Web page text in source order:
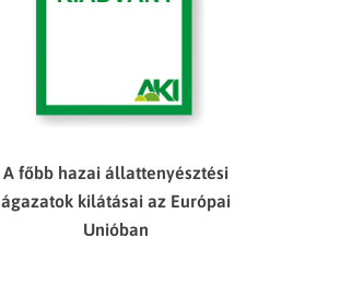
A főbb hazai állattenyésztési
ágazatok kilátásai az Európai
Unióban